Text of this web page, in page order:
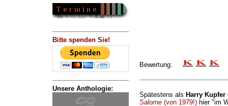
Bitte spenden Sie!
Unsere Anthologie:
Bewertung:
Spätestens als Harry Kupfer
Salome(von 1979!)hier "im